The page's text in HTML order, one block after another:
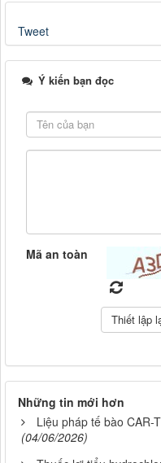
Tweet
Ý kiến bạn đọc
Mã an toàn
Những tin mới hơn
Liệu pháp tế bào CAR-
(04/06/2026)